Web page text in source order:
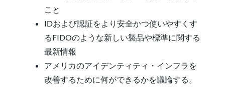
こと
IDおよび認証をより安全かつ使いやすくす
るFIDOのような新しい製品や標準に関する
最新情報
アメリカのアイデンティティ・インフラを
改善するために何ができるかを議論する。